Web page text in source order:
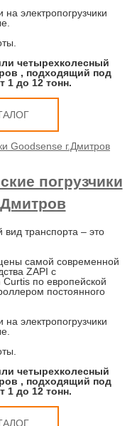
электропогрузчики
четырехколесный
, подходящий под
1 до 12 тонн.
погрузчики
транспорта – это
самой современной
ZAPI с
по европейской
постоянного
электропогрузчики
четырехколесный
, подходящий под
1 до 12 тонн.